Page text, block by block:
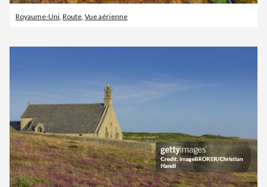
Royaume-Uni Route Vue aérienne